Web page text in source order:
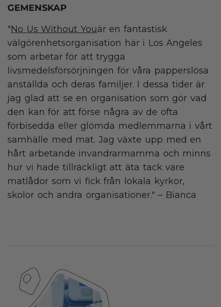
GEMENSKAP
"No Us Without Youär en fantastisk
välgörenhetsorganisation här i Los Angeles
som arbetar för att trygga
livsmedelsförsörjningen för våra papperslösa
anställda och deras familjer. I dessa tider är
jag glad att se en organisation som gör vad
den kan för att förse några av de ofta
förbisedda eller glömda medlemmarna i vårt
samhälle med mat. Jag växte upp med en
hårt arbetande invandrarmamma och minns
hur vi hade tillräckligt att äta tack vare
matlådor som vi fick från lokala kyrkor,
skolor och andra organisationer." – Bianca